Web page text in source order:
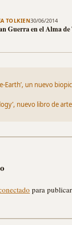
TOLKIEN30/06/2014
Guerra en el Alma
Earth’, un nuevo
nuevo libro de
para